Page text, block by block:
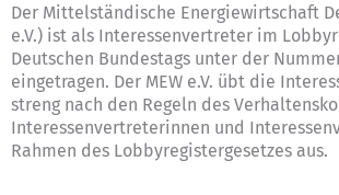
Der Mittelständische Energiewirtschaft
e.V.) ist als Interessenvertreter im
Deutschen Bundestags unter der
eingetragen. Der MEW e.V. übt die
streng nach den Regeln des
Interessenvertreterinnen und
Rahmen des Lobbyregistergesetzes aus.